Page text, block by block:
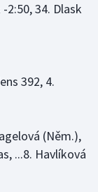
2:50, 34. Dlask
392, 4.
(Něm.),
...8. Havlíková